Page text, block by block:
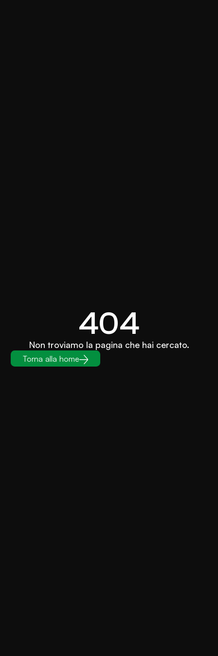
404
Non troviamo la pagina che hai cercato.
Torna alla home